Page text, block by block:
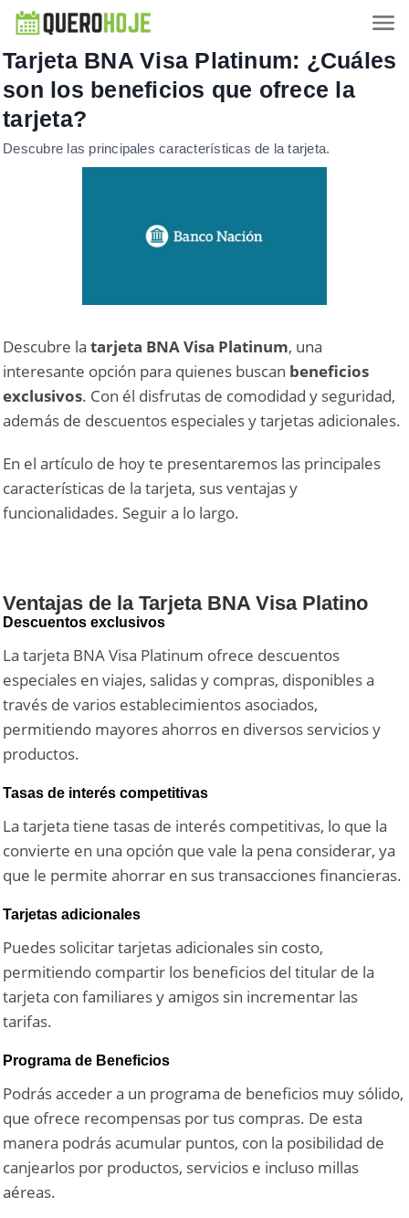
Tarjeta BNA Visa Platinum: ¿Cuáles
son los beneficios que ofrece la
tarjeta?
Descubre las principales características de la tarjeta.
Descubre latarjeta BNA Visa Platinum, una
interesante opción para quienes buscan beneficios
exclusivos. Con él disfrutas de comodidad y seguridad,
además de descuentos especiales y tarjetas adicionales.
En el artículo de hoy te presentaremos las principales
características de la tarjeta, sus ventajas y
funcionalidades. Seguir a lo largo.
Ventajas de la Tarjeta BNA Visa Platino
Descuentos exclusivos
La tarjeta BNA Visa Platinum ofrece descuentos
especiales en viajes, salidas y compras, disponibles a
través de varios establecimientos asociados,
permitiendo mayores ahorros en diversos servicios y
productos.
Tasas de interés competitivas
La tarjeta tiene tasas de interés competitivas, lo que la
convierte en una opción que vale la pena considerar, ya
que le permite ahorrar en sus transacciones financieras.
Tarjetas adicionales
Puedes solicitar tarjetas adicionales sin costo,
permitiendo compartir los beneficios del titular de la
tarjeta con familiares y amigos sin incrementar las
tarifas.
Programa de Beneficios
Podrás acceder a un programa de beneficios muy sólido,
que ofrece recompensas por tus compras. De esta
manera podrás acumular puntos, con la posibilidad de
canjearlos por productos, servicios e incluso millas
aéreas.